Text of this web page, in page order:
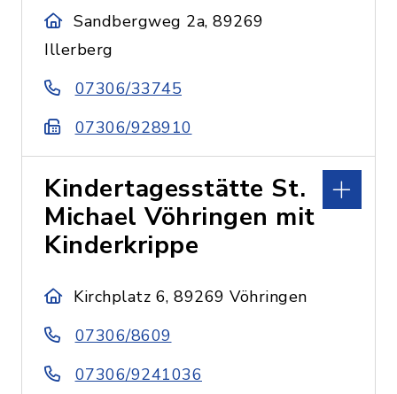
Sandbergweg 2a, 89269
Illerberg
07306/33745
07306/928910
Kindertagesstätte St.
Michael Vöhringen mit
Kinderkrippe
Kirchplatz 6, 89269 Vöhringen
07306/8609
07306/9241036